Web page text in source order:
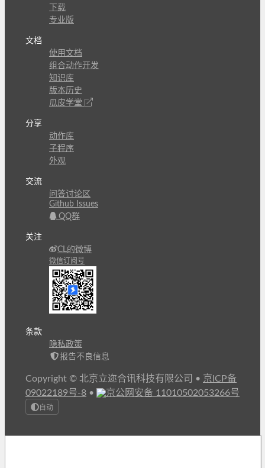
下载
专业版
文档
使用文档
组合动作开发
知识库
版本历史
瓜皮学堂
分享
动作库
子程序
外观
交流
问答讨论区
Github Issues
QQ群
关注
CL的微博
微信订阅号
条款
隐私政策
报告不良信息
Copyright © 北京立迩合讯科技有限公司 • 京ICP备
09022189号-8 • 京公网安备 11010502053266号
自动